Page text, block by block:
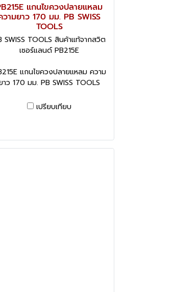
แกนไขควงปลายแหลม
วามยาว 170 มม. PB SWISS
TOOLS
SWISS TOOLS สินค้าแท้จากสวิต
เซอร์แลนด์ PB215E
แกนไขควงปลายแหลม ความ
าว 170 มม. PB SWISS TOOLS
เปรียบเทียบ